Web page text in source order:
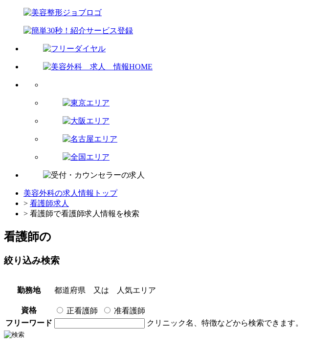
美容外科の求人情報トップ
> 看護師求人
> 看護師で看護師求人情報を検索
看護師の
絞り込み検索
勤務地 都道府県 又は 人気エリア
資格 正看護師
准看護師
フリーワード
クリニック名、特徴などから検索できます。